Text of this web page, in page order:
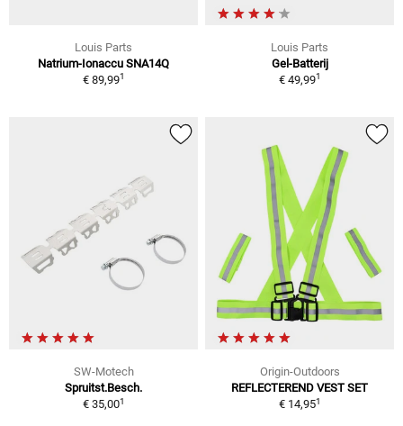
Louis Parts
Natrium-Ionaccu SNA14Q
€ 89,991
Louis Parts
Gel-Batterij
€ 49,991
SW-Motech
Spruitst.Besch.
€ 35,001
Origin-Outdoors
REFLECTEREND VEST SET
€ 14,951